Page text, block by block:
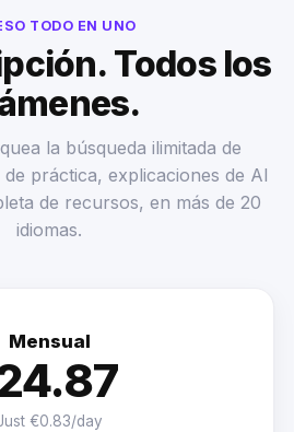
TODO EN UNO
Todos los
la búsqueda ilimitada de
práctica, explicaciones de AI
de recursos, en más de 20
idiomas.
Mensual
€0.83/day